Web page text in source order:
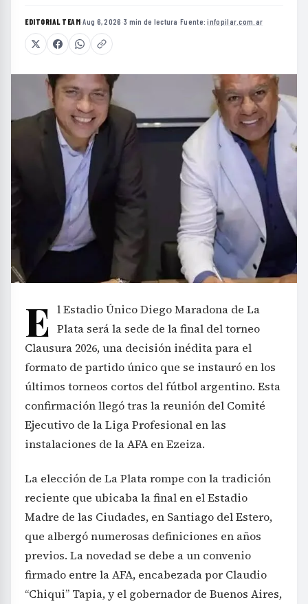
EDITORIAL TEAM·Aug 6, 2026 ·3 min de lectura ·Fuente:infopilar.com.ar
E l Estadio Único Diego Maradona de La
Plata será la sede de la final del torneo
Clausura 2026, una decisión inédita para el
formato de partido único que se instauró en los
últimos torneos cortos del fútbol argentino. Esta
confirmación llegó tras la reunión del Comité
Ejecutivo de la Liga Profesional en las
instalaciones de la AFA en Ezeiza.
La elección de La Plata rompe con la tradición
reciente que ubicaba la final en el Estadio
Madre de las Ciudades, en Santiago del Estero,
que albergó numerosas definiciones en años
previos. La novedad se debe a un convenio
firmado entre la AFA, encabezada por Claudio
“Chiqui” Tapia, y el gobernador de Buenos Aires,